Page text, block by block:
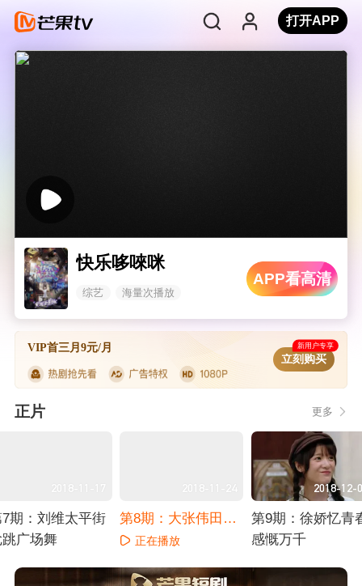
打开APP
快乐哆唻咪
综艺 海量次播放
APP看高清
VIP首三月9元/月 新用户专享
立刻购买
正片 更多
2018-11-17
期：刘维太平街
广场舞
2018-11-24
第8期：大张伟田亮
寻花之旅
正在播放
2018-12-
第9期：徐娇忆青
感慨万千